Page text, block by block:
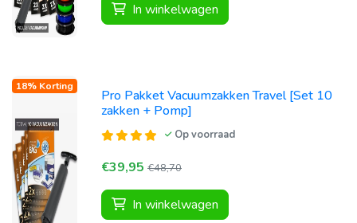
In winkelwagen
18% Korting
Pro Pakket Vacuumzakken Travel [Set 10
zakken + Pomp]
Op voorraad
€39,95 €48,70
In winkelwagen